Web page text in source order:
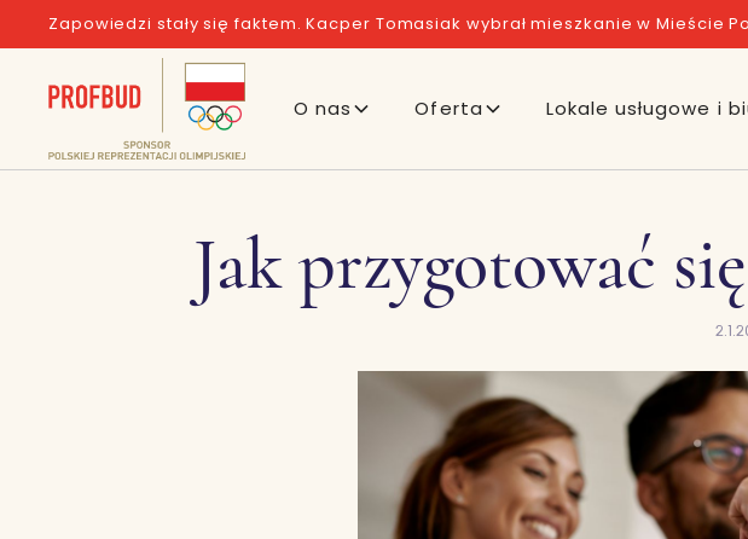
Zapowiedzi stały się faktem. Kacper Tomasiak wybrał mieszkanie w Mieście
O nas Oferta Lokale usługowe i
Jak przygotować